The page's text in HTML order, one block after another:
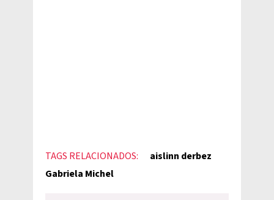
TAGS RELACIONADOS:
aislinn derbez
Gabriela Michel